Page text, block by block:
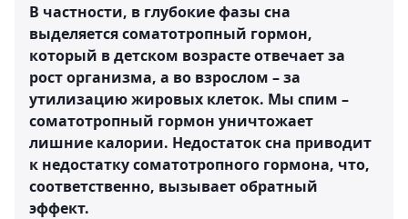
В частности, в глубокие фазы сна
выделяется соматотропный гормон,
который в детском возрасте отвечает за
рост организма, а во взрослом – за
утилизацию жировых клеток. Мы спим –
соматотропный гормон уничтожает
лишние калории. Недостаток сна приводит
к недостатку соматотропного гормона, что,
соответственно, вызывает обратный
эффект.